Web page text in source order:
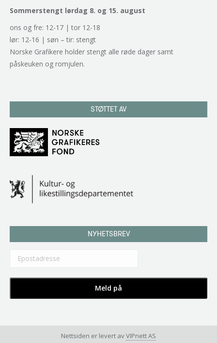
Sommerstengt lørdag 8. og 15. august
ons og fre: 12-17 | tor 12-18
lør: 12-16 | søn – tir: stengt
Norske Grafikere holder stengt alle røde dager samt
påskeuken og romjulen.
STØTTET AV
NYHETSBREV
Nettsiden er levert avVIPnett AS